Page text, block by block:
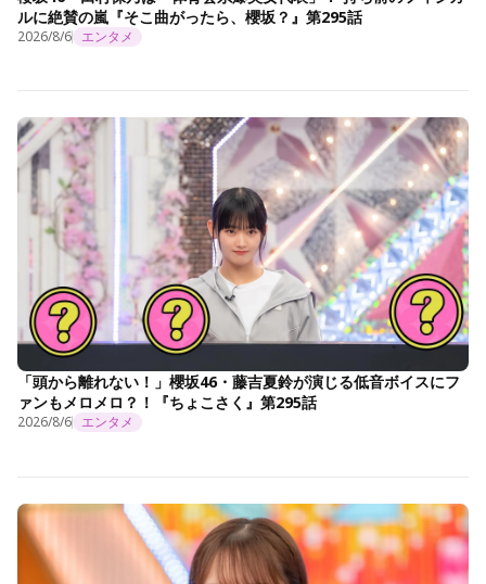
ルに絶賛の嵐『そこ曲がったら、櫻坂？』第295話
2026/8/6 エンタメ
「頭から離れない！」櫻坂46・藤吉夏鈴が演じる低音ボイスにフ
ァンもメロメロ？！『ちょこさく』第295話
2026/8/6 エンタメ